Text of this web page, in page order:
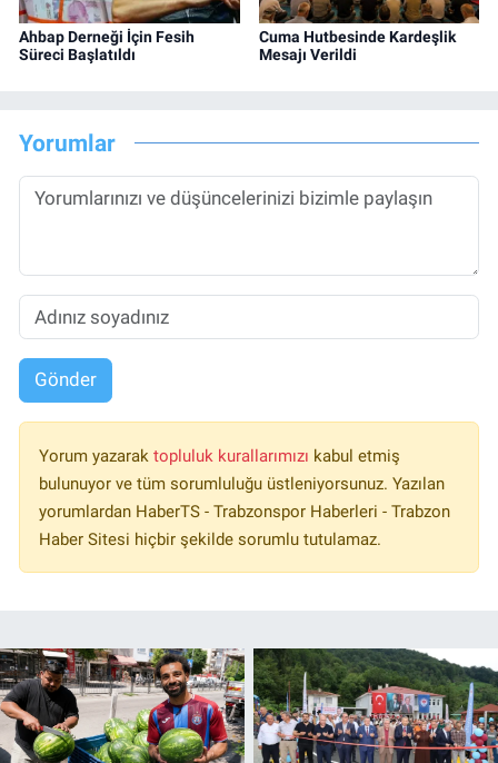
Ahbap Derneği İçin Fesih
Süreci Başlatıldı
Cuma Hutbesinde Kardeşlik
Mesajı Verildi
Yorumlar
Gönder
Yorum yazarak topluluk kurallarımızı kabul etmiş
bulunuyor ve tüm sorumluluğu üstleniyorsunuz. Yazılan
yorumlardan HaberTS - Trabzonspor Haberleri - Trabzon
Haber Sitesi hiçbir şekilde sorumlu tutulamaz.